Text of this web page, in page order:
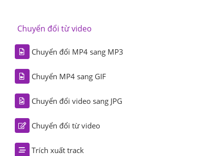
Chuyển đổi từ video
Chuyển đổi MP4 sang MP3
Chuyển MP4 sang GIF
Chuyển đổi video sang JPG
Chuyển đổi từ video
Trích xuất track